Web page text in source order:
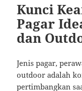
Kunci
Pagar
dan
Jenis pagar,
outdoor adalah
pertimbangkan